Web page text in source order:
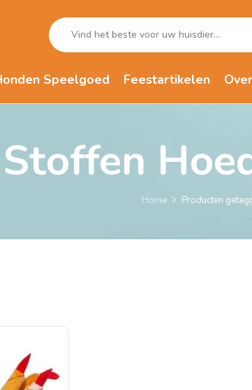
Speelgoed Feestartikelen
Stoffen
Home Producten